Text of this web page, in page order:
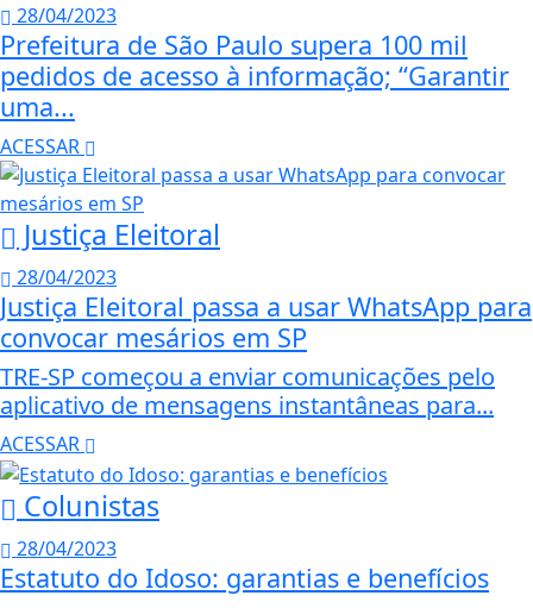
28/04/2023
Prefeitura de São Paulo supera 100 mil
pedidos de acesso à informação; “Garantir
uma...
ACESSAR
Justiça Eleitoral
28/04/2023
Justiça Eleitoral passa a usar WhatsApp para
convocar mesários em SP
TRE-SP começou a enviar comunicações pelo
aplicativo de mensagens instantâneas para...
ACESSAR
Colunistas
28/04/2023
Estatuto do Idoso: garantias e benefícios